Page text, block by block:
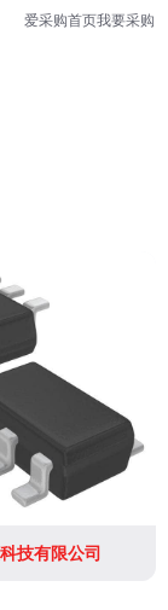
爱采购首页我要采购
技有限公司